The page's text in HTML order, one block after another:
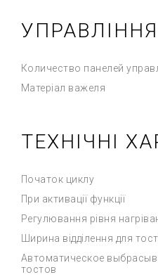
УПРАВЛІННЯ
Количество панелей
Матеріал важеля
ТЕХНІЧНІ
Початок циклу
При активації функції
Регулювання рівня
Ширина відділення для
Автоматическое
тостов